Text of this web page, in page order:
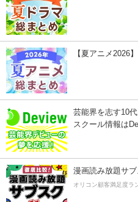
【夏アニメ2026
芸能界を志す10
スクール情報は
漫画読み放題サブ
オリコン顧客満足度ラ